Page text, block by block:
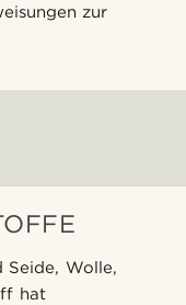
zur
Seide, Wolle,
hat